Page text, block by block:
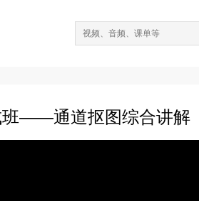
——通道抠图综合讲解